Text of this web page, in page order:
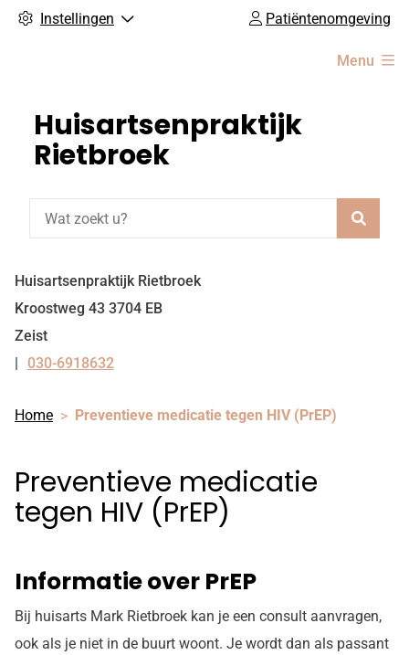
Instellingen Patiëntenomgeving
Menu
Huisartsenpraktijk
Rietbroek
Huisartsenpraktijk Rietbroek
Kroostweg 43 3704 EB
Zeist
Tel:
030-6918632
Home Preventieve medicatie tegen HIV (PrEP)
Preventieve medicatie
tegen HIV (PrEP)
Informatie over PrEP
Bij huisarts Mark Rietbroek kan je een consult aanvragen,
ook als je niet in de buurt woont. Je wordt dan als passant